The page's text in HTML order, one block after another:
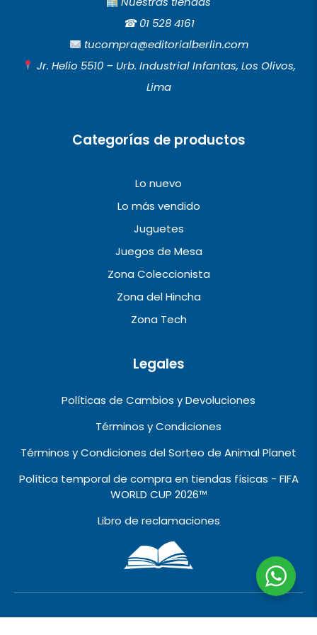
b
o
o
t
a
g
r
a
u
b
e
☎︎01 528 4161
tucompra@editorialberlin.com
Jr. Helio 5510 – Urb. Industrial Infantas, Los Olivos,
Lima
Categorías de productos
Lo nuevo
Lo más vendido
Juguetes
Juegos de Mesa
Zona Coleccionista
Zona del Hincha
Zona Tech
Legales
Políticas de Cambios y Devoluciones
Términos y Condiciones
Términos y Condiciones del Sorteo de Animal Planet
Política temporal de compra en tiendas físicas - FIFA
WORLD CUP 2026™️
Libro de reclamaciones